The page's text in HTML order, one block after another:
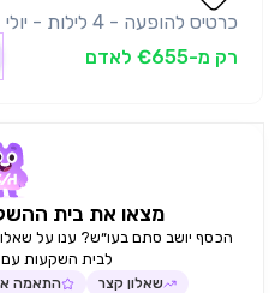
כרטיס להופעה - 4 לילות - יולי
רק מ-€655 לאדם
מצאו את בית
הכסף יושב סתם בעו״ש? ענו על
לבית השקעות עם
שאלון קצר התאמה